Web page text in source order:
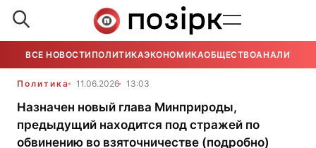
ВСЕ НОВОСТИ ПОЛИТИКАЭКОНОМИКАОБЩЕСТВОАНАЛИТИКА
Политика 11.06.2026 13:03
Назначен новый глава Минприроды,
предыдущий находится под стражей по
обвинению во взяточничестве (подробно)